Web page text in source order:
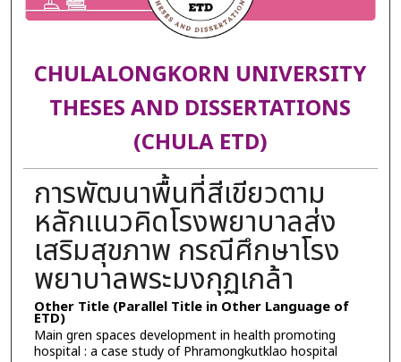
CHULALONGKORN UNIVERSITY
THESES AND DISSERTATIONS
(CHULA ETD)
การพัฒนาพื้นที่สีเขียวตาม
หลักแนวคิดโรงพยาบาลส่ง
เสริมสุขภาพ กรณีศึกษาโรง
พยาบาลพระมงกุฏเกล้า
Other Title (Parallel Title in Other Language of
ETD)
Main gren spaces development in health promoting
hospital : a case study of Phramongkutklao hospital